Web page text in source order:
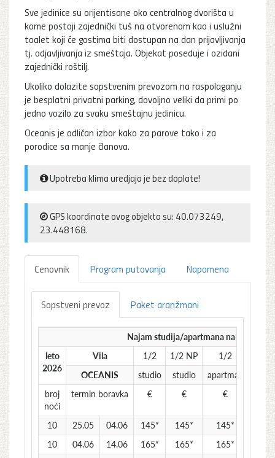
Sve jedinice su orijentisane oko centralnog dvorišta u
kome postoji zajednički tuš na otvorenom kao i uslužni
toalet koji će gostima biti dostupan na dan prijavljivanja
tj. odjavljivanja iz smeštaja. Objekat poseduje i ozidani
zajednički roštilj.
Ukoliko dolazite sopstvenim prevozom na raspolaganju
je besplatni privatni parking, dovoljno veliki da primi po
jedno vozilo za svaku smeštajnu jedinicu.
Oceanis je odličan izbor kako za parove tako i za
porodice sa manje članova.
Upotreba klima uredjaja je bez doplate!
GPS koordinate ovog objekta su: 40.073249,
23.448168.
Cenovnik Program putovanja Napomena
Sopstveni prevoz Paket aranžmani
Najam studija/apartmana na bazi 10
leto
2026
Vila 1/2 1/2 NP 1/2
1/2
OCEANIS
studio studio apartman
broj
noći
termin boravka € € €
10 25.05 04.06 145* 145* 145*
10
04.06 14.06 165* 165* 165*